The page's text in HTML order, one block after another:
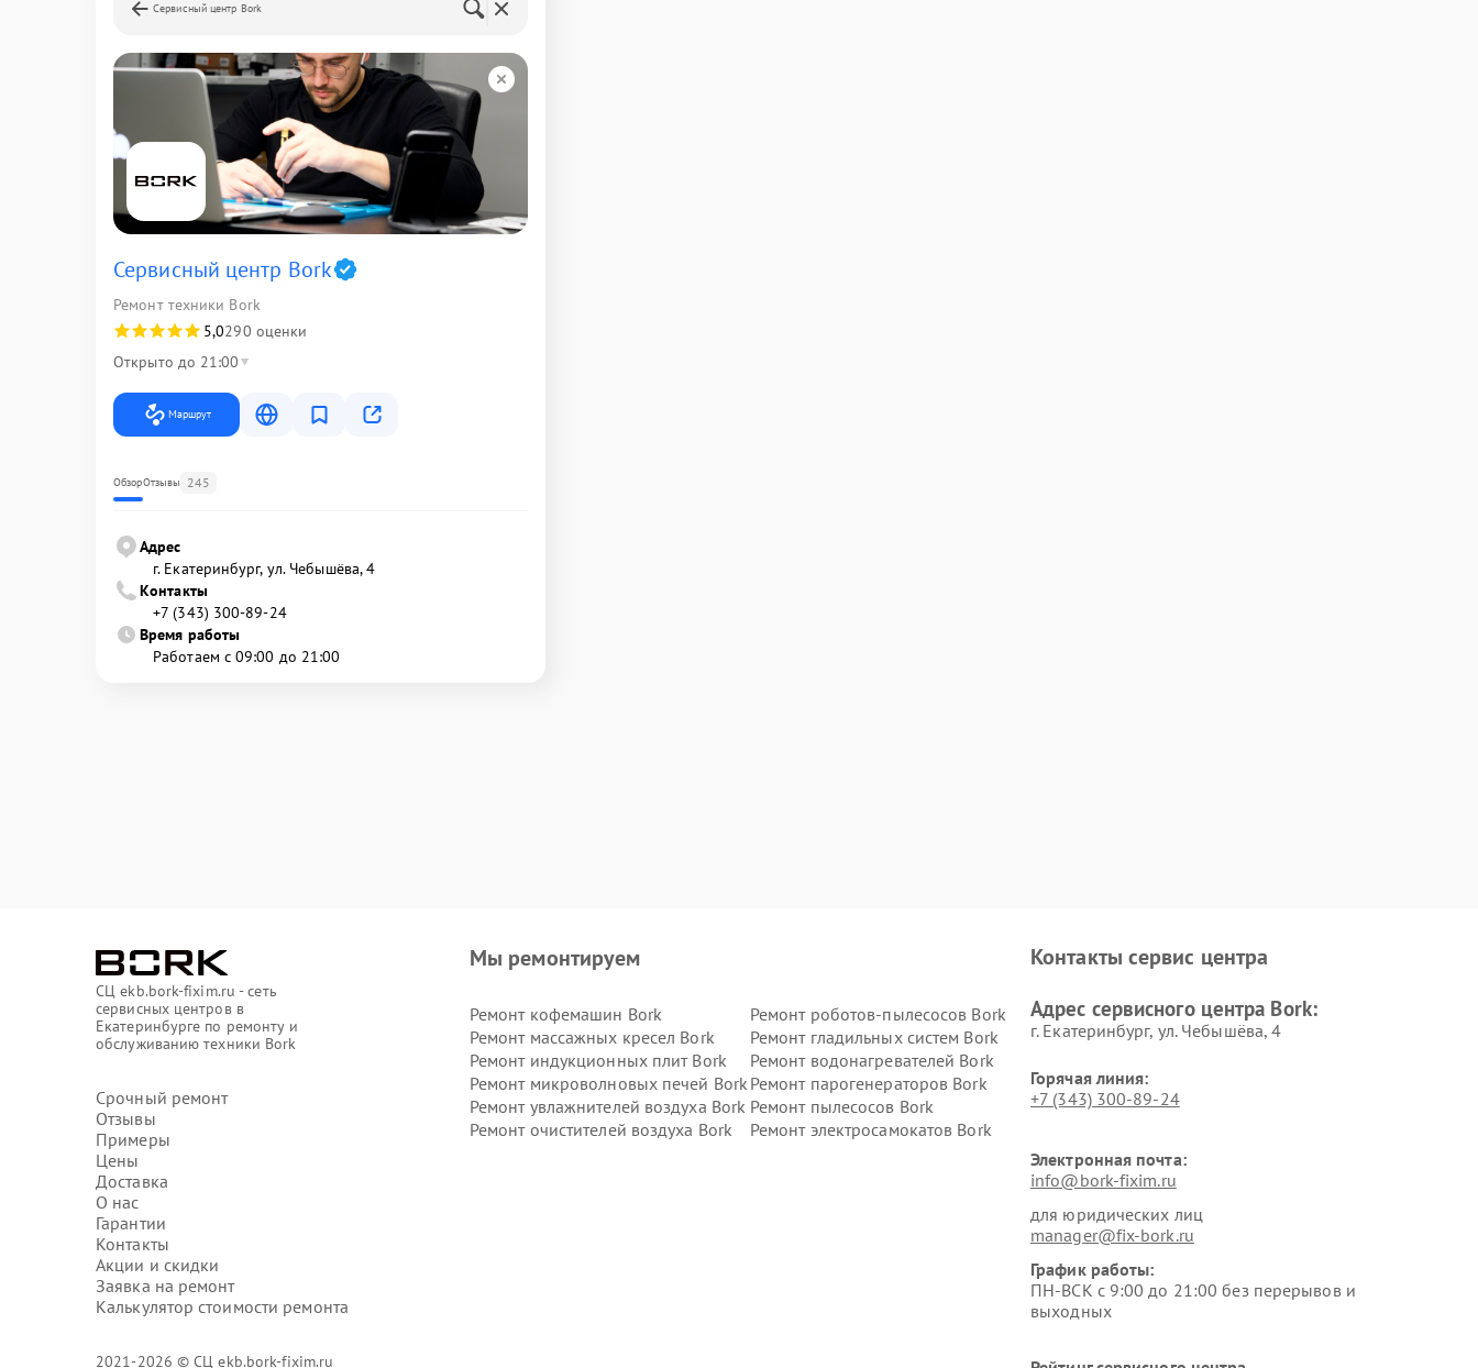
Сервисный центр Bork
Сервисный центр Bork
Ремонт техники Bork
5,0290 оценки
Открыто до 21:00
Маршрут
ОбзорОтзывы 245
Адрес
г. Екатеринбург, ул. Чебышёва, 4
Контакты
+7 (343) 300-89-24
Время работы
Работаем с 09:00 до 21:00
СЦ ekb.bork-fixim.ru - сеть
сервисных центров в
Екатеринбурге по ремонту и
обслуживанию техники Bork
Срочный ремонт
Отзывы
Примеры
Цены
Доставка
О нас
Гарантии
Контакты
Акции и скидки
Заявка на ремонт
Калькулятор стоимости ремонта
2021-2026 © СЦ ekb.bork-fixim.ru
Мы ремонтируем
Ремонт кофемашин Bork
Ремонт роботов-пылесосов Bork
Ремонт массажных кресел Bork
Ремонт гладильных систем Bork
Ремонт индукционных плит Bork
Ремонт водонагревателей Bork
Ремонт микроволновых печей BorkРемонт парогенераторов Bork
Ремонт увлажнителей воздуха Bork Ремонт пылесосов Bork
Ремонт очистителей воздуха Bork
Ремонт электросамокатов Bork
Контакты сервис центра
Адрес сервисного центра Bork:
г. Екатеринбург, ул. Чебышёва, 4
Горячая линия:
+7 (343) 300-89-24
Электронная почта:
info@bork-fixim.ru
для юридических лиц
manager@fix-bork.ru
График работы:
ПН-ВСК с 9:00 до 21:00 без перерывов и
выходных